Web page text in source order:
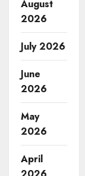
August
2026
July 2026
June
2026
May
2026
April